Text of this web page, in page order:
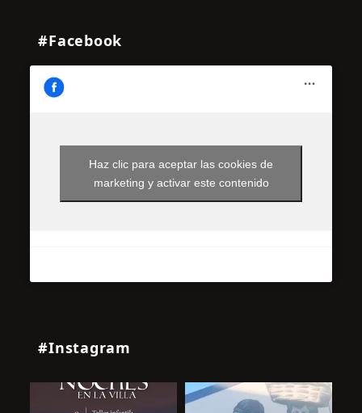
#Facebook
Haz clic para aceptar las cookies de
marketing y activar este contenido
#Instagram